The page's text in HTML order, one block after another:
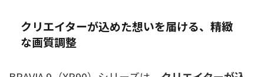
クリエイターが込めた想いを届ける、精緻
な画質調整